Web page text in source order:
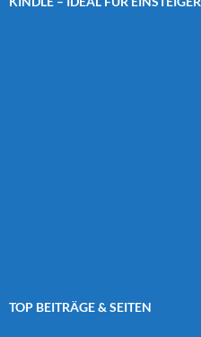
TOP BEITRÄGE & SEITEN